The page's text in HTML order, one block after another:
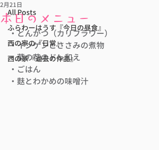
All Posts
ふらわーはうす『今日の昼食』
西の家の『日常』
西の家『過去の作品』
本日のメニュー
2月21日
・とんかつ（カリフラワー）
・インゲンとささみの煮物
・菜の花のドレ和え
・ごはん
・麩とわかめの味噌汁